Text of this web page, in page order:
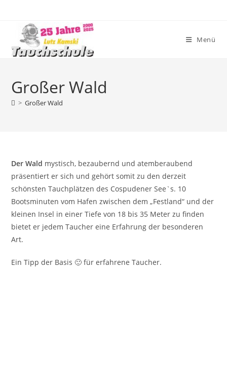
springen
Menü
Großer Wald
> Großer Wald
Der Wald mystisch, bezaubernd und atemberaubend
präsentiert er sich und gehört somit zu den derzeit
schönsten Tauchplätzen des Cospudener See`s. 10
Bootsminuten vom Hafen zwischen dem „Festland“ und der
kleinen Insel in einer Tiefe von 18 bis 35 Meter zu finden
bietet er jedem Taucher eine Erfahrung der besonderen
Art.
Ein Tipp der Basis 🙂 für erfahrene Taucher.